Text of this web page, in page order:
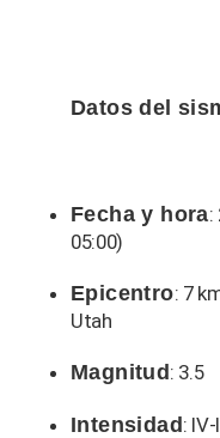
Datos del
Fecha y hora:
05:00)
Epicentro: 7
Utah
Magnitud: 3.5
Intensidad: